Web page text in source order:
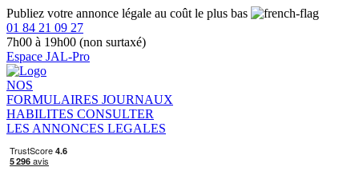
Publiez votre annonce légale au coût le plus bas
01 84 21 09 27
7h00 à 19h00 (non surtaxé)
Espace JAL-Pro
NOS
FORMULAIRES JOURNAUX
HABILITES CONSULTER
LES ANNONCES LEGALES